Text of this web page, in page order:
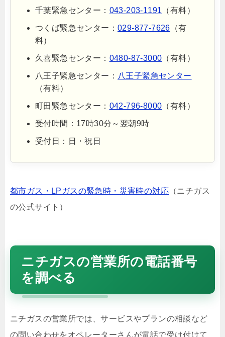
千葉緊急センター： 043-203-1191 （有料）
つくば緊急センター： 029-877-7626 （有
料）
久喜緊急センター： 0480-87-3000 （有料）
八王子緊急センター： 八王子緊急センター
（有料）
町田緊急センター： 042-796-8000 （有料）
受付時間：17時30分～翌朝9時
受付日：日・祝日
都市ガス・LPガスの緊急時・災害時の対応 （ニチガス
の公式サイト）
ニチガスの営業所の電話番号
を調べる
ニチガスの営業所では、サービスやプランの相談など
の問い合わせをオペレーターさんが電話で受け付けて